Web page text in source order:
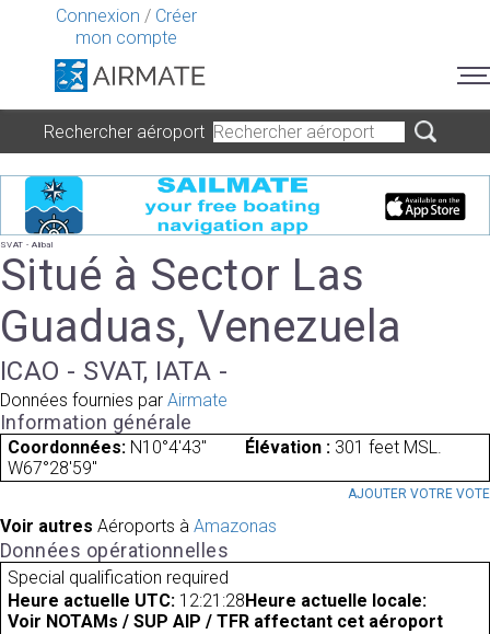
Connexion / Créer
mon compte
Rechercher aéroport
SVAT - Alibal
Situé à Sector Las
Guaduas, Venezuela
ICAO - SVAT, IATA -
Données fournies par Airmate
Information générale
Coordonnées: N10°4'43"
W67°28'59"
Élévation : 301 feet MSL.
AJOUTER VOTRE VOTE
Voir autres Aéroports à Amazonas
Données opérationnelles
Special qualification required
Heure actuelle UTC: 12:21:28 Heure actuelle locale:
Voir NOTAMs / SUP AIP / TFR affectant cet aéroport